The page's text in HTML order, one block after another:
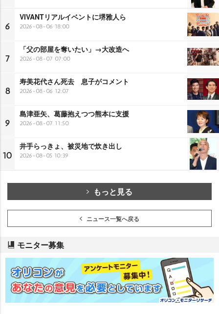
6
VIVANTリアルイベントに堺雅人ら
2026-08-06 18:00
7
「父の部屋を奪いたい」→大改造へ
2026-08-07 07:00
8
寿美花代さん死去 息子がコメント
2026-08-06 12:07
9
島津亜矢、葛藤抱えつつ熊本に支援
2026-08-07 11:50
10
井手らっきょ、被災地で炊き出し
2026-08-05 10:39
もっと見る
ニュース一覧へ戻る
モニター募集